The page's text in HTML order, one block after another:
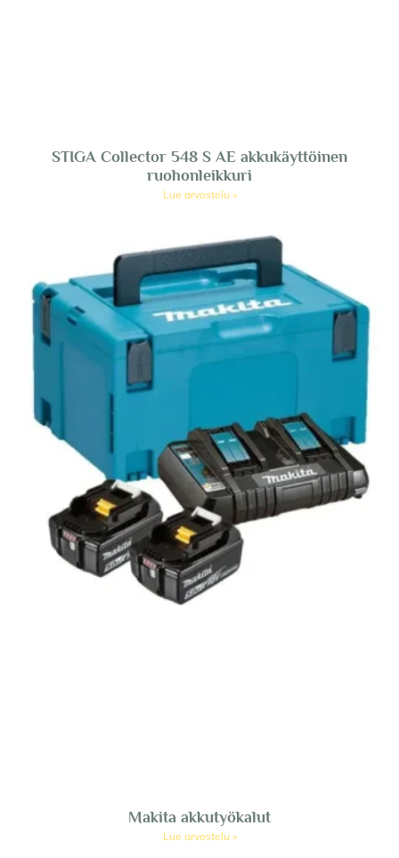
STIGA Collector 548 S AE akkukäyttöinen
ruohonleikkuri
Lue arvostelu »
Makita akkutyökalut
Lue arvostelu »